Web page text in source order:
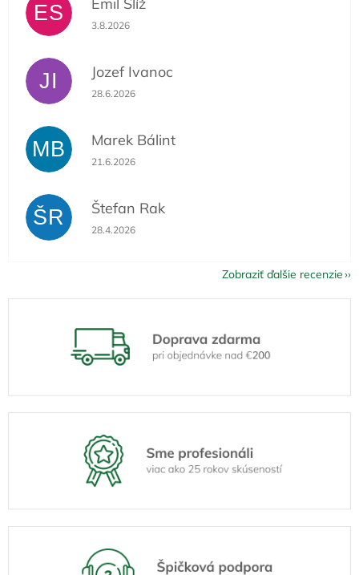
ES Hodnotenie obchodu je 5 z 5 hviezdičiek.
3.8.2026
JI Jozef Ivanoc
Hodnotenie obchodu je 5 z 5 hviezdičiek.
28.6.2026
MB Marek Bálint
Hodnotenie obchodu je 5 z 5 hviezdičiek.
21.6.2026
ŠR Štefan Rak
Hodnotenie obchodu je 5 z 5 hviezdičiek.
28.4.2026
Zobraziť ďalšie recenzie